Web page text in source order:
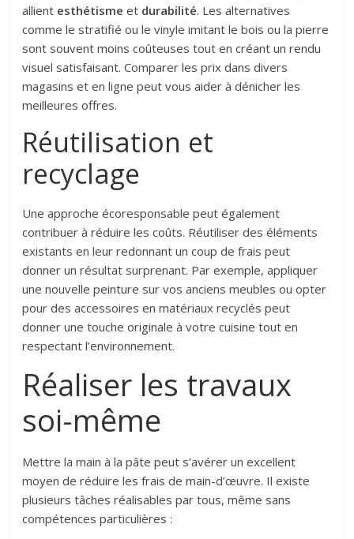
allient esthétisme et durabilité. Les alternatives
comme le stratifié ou le vinyle imitant le bois ou la pierre
sont souvent moins coûteuses tout en créant un rendu
visuel satisfaisant. Comparer les prix dans divers
magasins et en ligne peut vous aider à dénicher les
meilleures offres.
Réutilisation et
recyclage
Une approche écoresponsable peut également
contribuer à réduire les coûts. Réutiliser des éléments
existants en leur redonnant un coup de frais peut
donner un résultat surprenant. Par exemple, appliquer
une nouvelle peinture sur vos anciens meubles ou opter
pour des accessoires en matériaux recyclés peut
donner une touche originale à votre cuisine tout en
respectant l’environnement.
Réaliser les travaux
soi-même
Mettre la main à la pâte peut s’avérer un excellent
moyen de réduire les frais de main-d’œuvre. Il existe
plusieurs tâches réalisables par tous, même sans
compétences particulières :